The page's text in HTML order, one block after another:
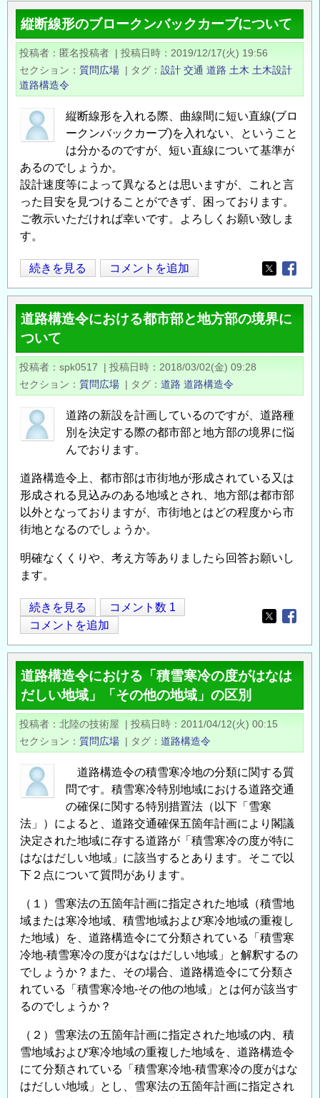
路
の
直
区
間
の
長
に
つ
い
て
の
縦断線形のブロークンバックカーブについて
投稿者 匿名投稿者 | 投稿日時
2019/12/17(火) 19:56
セクション
質問広場 | タグ 設計 交通 道路 土木 土木設計
道路構造令
縦断線形を入れる際、曲線間に短い直線(ブロ
ークンバックカーブ)を入れない、ということ
は分かるのですが、短い直線について基準が
あるのでしょうか。
設計速度等によって異なるとは思いますが、これと言
った目安を見つけることができず、困っております。
ご教示いただければ幸いです。よろしくお願い致しま
す。
縦
断
線
形
の
ブ
ロ
ー
ク
ン
ク
カ
ー
ブ
に
つ
て
の
続きを見る コメントを追加
Opens in
道路構造令における都市部と地方部の境界に
ついて
投稿者 spk0517 | 投稿日時
2018/03/02(金) 09:28
セクション
質問広場 | タグ 道路 道路構造令
道路の新設を計画しているのですが、道路種
別を決定する際の都市部と地方部の境界に悩
んでおります。
道路構造令上、都市部は市街地が形成されている又は
形成される見込みのある地域とされ、地方部は都市部
以外となっておりますが、市街地とはどの程度から市
街地となるのでしょうか。
明確なくくりや、考え方等ありましたら回答お願いし
ます。
道
路
構
造
令
に
お
け
る
都
市
と
地
方
部
境
界
に
つ
い
て
続きを見る
コメント数 1
コメントを追加
Opens in
道路構造令における「積雪寒冷の度がはなは
だしい地域」「その他の地域」の区別
投稿者 北陸の技術屋 | 投稿日時
2011/04/12(火) 00:15
セクション
質問広場 | タグ 道路構造令
道路構造令の積雪寒冷地の分類に関する質
問です。積雪寒冷特別地域における道路交通
の確保に関する特別措置法（以下「雪寒
法」）によると、道路交通確保五箇年計画により閣議
決定された地域に存する道路が「積雪寒冷の度が特に
はなはだしい地域」に該当するとあります。そこで以
下２点について質問があります。
（１）雪寒法の五箇年計画に指定された地域（積雪地
域または寒冷地域、積雪地域および寒冷地域の重複し
た地域）を、道路構造令にて分類されている「積雪寒
冷地‐積雪寒冷の度がはなはだしい地域」と解釈するの
でしょうか？また、その場合、道路構造令にて分類さ
れている「積雪寒冷地‐その他の地域」とは何が該当す
るのでしょうか？
（２）雪寒法の五箇年計画に指定された地域の内、積
雪地域および寒冷地域の重複した地域を、道路構造令
にて分類されている「積雪寒冷地‐積雪寒冷の度がはな
はだしい地域」とし、雪寒法の五箇年計画に指定され